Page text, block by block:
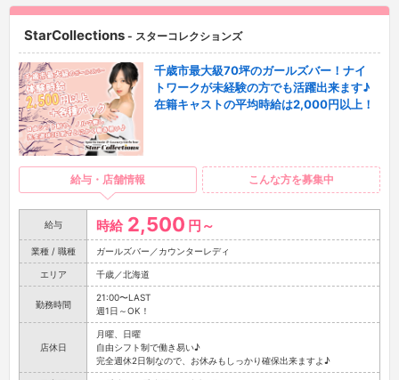
StarCollections - スターコレクションズ
千歳市最大級70坪のガールズバー！ナイ
トワークが未経験の方でも活躍出来ます♪
在籍キャストの平均時給は2,000円以上！
給与・店舗情報 こんな方を募集中
給与 時給 2,500 円～
業種 / 職種 ガールズバー／カウンターレディ
エリア 千歳／北海道
勤務時間
21:00〜LAST
週1日～OK！
店休日
月曜、日曜
自由シフト制で働き易い♪
完全週休2日制なので、お休みもしっかり確保出来ますよ♪